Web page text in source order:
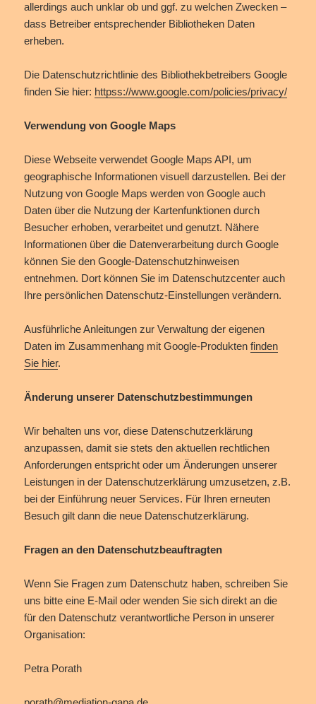
allerdings auch unklar ob und ggf. zu welchen Zwecken –
dass Betreiber entsprechender Bibliotheken Daten
erheben.
Die Datenschutzrichtlinie des Bibliothekbetreibers Google
finden Sie hier: httpss://www.google.com/policies/privacy/
Verwendung von Google Maps
Diese Webseite verwendet Google Maps API, um
geographische Informationen visuell darzustellen. Bei der
Nutzung von Google Maps werden von Google auch
Daten über die Nutzung der Kartenfunktionen durch
Besucher erhoben, verarbeitet und genutzt. Nähere
Informationen über die Datenverarbeitung durch Google
können Sie den Google-Datenschutzhinweisen
entnehmen. Dort können Sie im Datenschutzcenter auch
Ihre persönlichen Datenschutz-Einstellungen verändern.
Ausführliche Anleitungen zur Verwaltung der eigenen
Daten im Zusammenhang mit Google-Produktenfinden
Sie hier.
Änderung unserer Datenschutzbestimmungen
Wir behalten uns vor, diese Datenschutzerklärung
anzupassen, damit sie stets den aktuellen rechtlichen
Anforderungen entspricht oder um Änderungen unserer
Leistungen in der Datenschutzerklärung umzusetzen, z.B.
bei der Einführung neuer Services. Für Ihren erneuten
Besuch gilt dann die neue Datenschutzerklärung.
Fragen an den Datenschutzbeauftragten
Wenn Sie Fragen zum Datenschutz haben, schreiben Sie
uns bitte eine E-Mail oder wenden Sie sich direkt an die
für den Datenschutz verantwortliche Person in unserer
Organisation:
Petra Porath